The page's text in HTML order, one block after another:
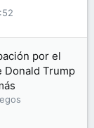
por el
Donald Trump